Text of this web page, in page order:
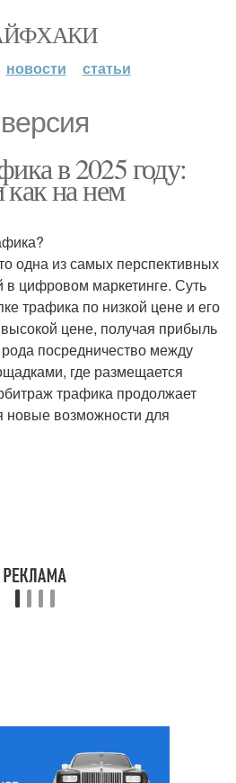
новости статьи
в 2025 году:
как на нем
одна из самых перспективных
цифровом маркетинге. Суть
трафика по низкой цене и его
цене, получая прибыль
посредничество между
где размещается
трафика продолжает
новые возможности для